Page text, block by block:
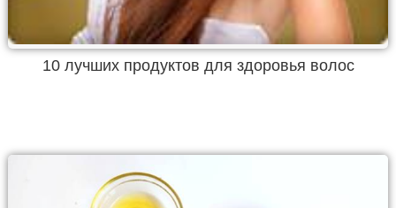
10 лучших продуктов для здоровья волос